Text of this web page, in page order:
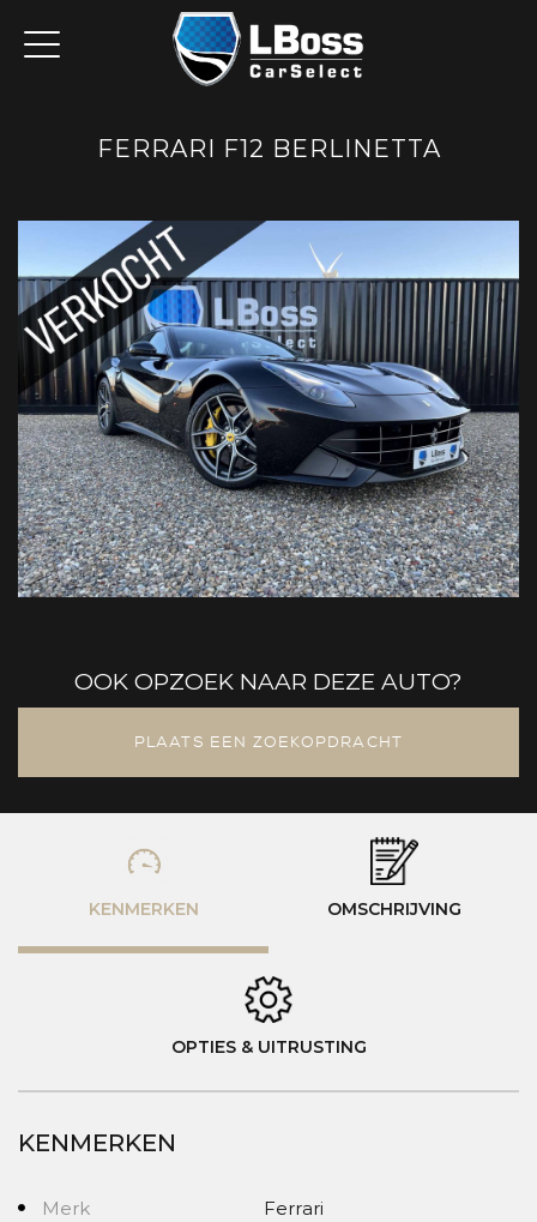
FERRARI F12 BERLINETTA
OOK OPZOEK NAAR DEZE AUTO?
PLAATS EEN ZOEKOPDRACHT
KENMERKEN OMSCHRIJVING
OPTIES & UITRUSTING
KENMERKEN
Merk
Ferrari